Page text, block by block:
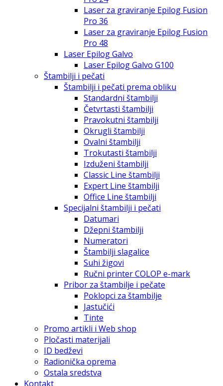
Laser za graviranje Epilog Fusion
Pro 36
Laser za graviranje Epilog Fusion
Pro 48
Laser Epilog Galvo
Laser Epilog Galvo G100
Štambilji i pečati
Štambilji i pečati prema obliku
Standardni štambilji
Četvrtasti štambilji
Pravokutni štambilji
Okrugli štambilji
Ovalni štambilji
Trokutasti štambilji
Izduženi štambilji
Classic Line štambilji
Expert Line štambilji
Office Line štambilji
Specijalni štambilji i pečati
Datumari
Džepni štambilji
Numeratori
Štambilji slagalice
Suhi žigovi
Ručni printer COLOP e-mark
Pribor za štambilje i pečate
Poklopci za štambilje
Jastučići
Tinte
Promo artikli i Web shop
Pločasti materijali
ID bedževi
Radionička oprema
Ostala sredstva
Kontakt